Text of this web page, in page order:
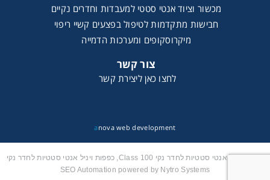
מכשור וציוד אנטי סטטי למעבדות וחדרים נקיים
חבישות מתקדמות לטיפול בפצעים קשיי ריפוי
מיקרוסקופים ומערכות הדמייה
צור קשר
לחצו כאן ליצירת קשר
a nova web development
כפפות ויניל אנטי סטטיות לחדר נקי Class 100, כפפות ויניל אנטי סטטיות לחדר נקי
SEO Automation powered by Nytro Systems